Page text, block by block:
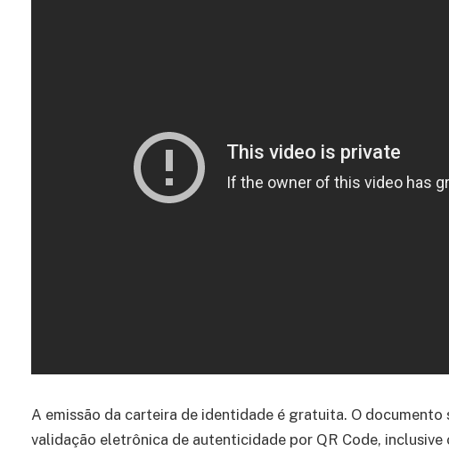
A emissão da carteira de identidade é gratuita. O
validação eletrônica de autenticidade por QR Code,